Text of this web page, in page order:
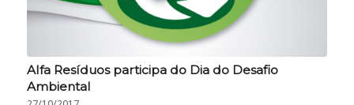
Alfa Resíduos participa do Dia do Desafio
Ambiental